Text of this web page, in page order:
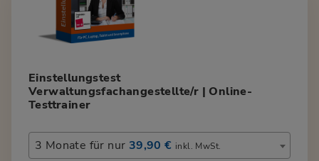
Einstellungstest
Verwaltungsfachangestellte/r | Online-
Testtrainer
3 Monate für nur 39,90 € inkl. MwSt.